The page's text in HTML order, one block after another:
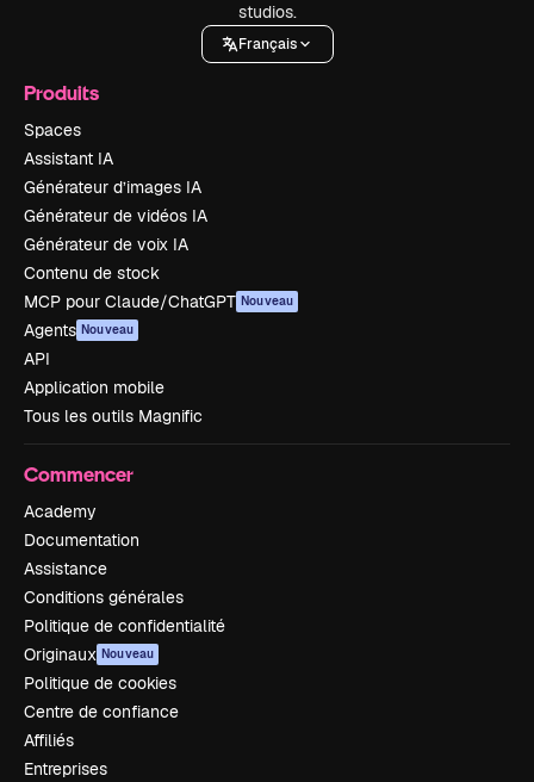
studios.
Français
Produits
Spaces
Assistant IA
Générateur d’images IA
Générateur de vidéos IA
Générateur de voix IA
Contenu de stock
MCP pour Claude/ChatGPT Nouveau
Agents Nouveau
API
Application mobile
Tous les outils Magnific
Commencer
Academy
Documentation
Assistance
Conditions générales
Politique de confidentialité
Originaux Nouveau
Politique de cookies
Centre de confiance
Affiliés
Entreprises